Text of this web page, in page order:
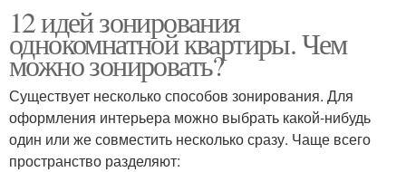
12 идей зонирования
однокомнатной квартиры. Чем
можно зонировать?
Существует несколько способов зонирования. Для
оформления интерьера можно выбрать какой-нибудь
один или же совместить несколько сразу. Чаще всего
пространство разделяют: